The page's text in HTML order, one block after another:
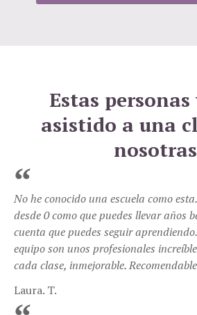
Estas
asistido a una
nosotras
No he conocido una escuela como
desde 0 como que puedes llevar años
cuenta que puedes seguir
equipo son unos profesionales
cada clase, inmejorable.
Laura. T.